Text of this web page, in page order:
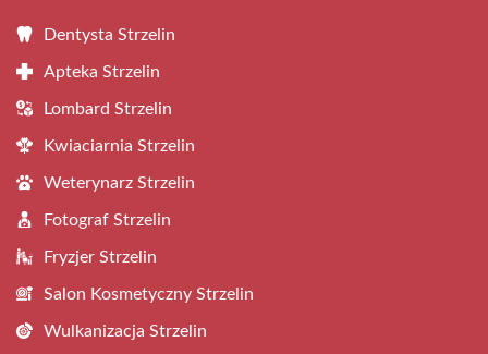
Dentysta Strzelin
Apteka Strzelin
Lombard Strzelin
Kwiaciarnia Strzelin
Weterynarz Strzelin
Fotograf Strzelin
Fryzjer Strzelin
Salon Kosmetyczny Strzelin
Wulkanizacja Strzelin